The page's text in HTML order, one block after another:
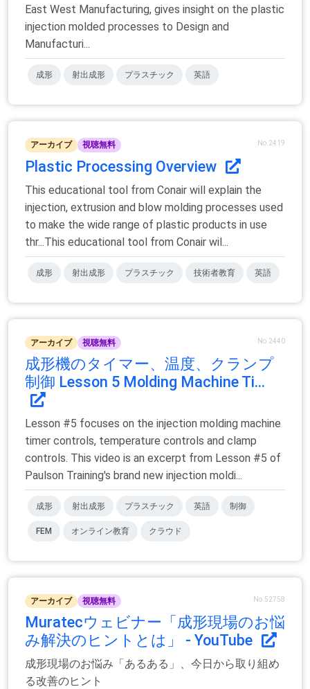
East West Manufacturing, gives insight on the plastic
injection molded processes to Design and
Manufacturi...
成形 射出成形 プラスチック 英語
アーカイブ 視聴無料 No.2419
Plastic Processing Overview
This educational tool from Conair will explain the
injection, extrusion and blow molding processes used
to make the wide range of plastic products in use
thr...This educational tool from Conair wil...
成形 射出成形 プラスチック 技術者教育 英語
アーカイブ 視聴無料 No.2440
成形機のタイマー、温度、クランプ
制御 Lesson 5 Molding Machine Ti...
Lesson #5 focuses on the injection molding machine
timer controls, temperature controls and clamp
controls. This video is an excerpt from Lesson #5 of
Paulson Training's brand new injection moldi...
成形 射出成形 プラスチック 英語 制御
FEM オンライン教育 クラウド
アーカイブ 視聴無料 No.52758
Muratecウェビナー「成形現場のお悩
み解決のヒントとは」 - YouTube
成形現場のお悩み「あるある」、今日から取り組め
る改善のヒント